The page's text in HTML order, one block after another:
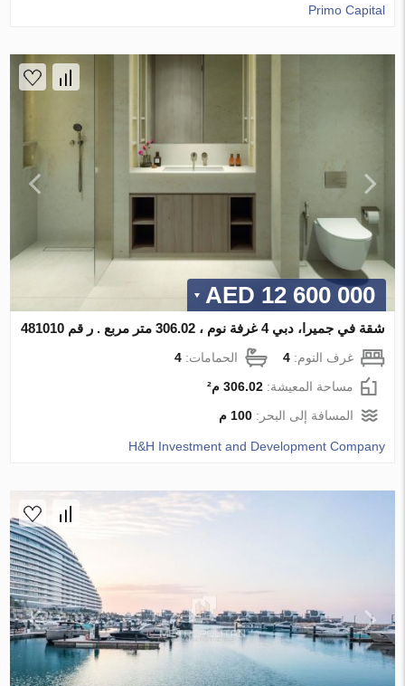
Primo Capital
12 600 000 AED
شقة في جميرا، دبي 4 غرفة نوم ، 306.02 متر مربع . ر قم 481010
غرف النوم:4 الحمامات:4
مساحة المعيشة:306.02 م²
المسافة إلى البحر:100 م
H&H Investment and Development Company